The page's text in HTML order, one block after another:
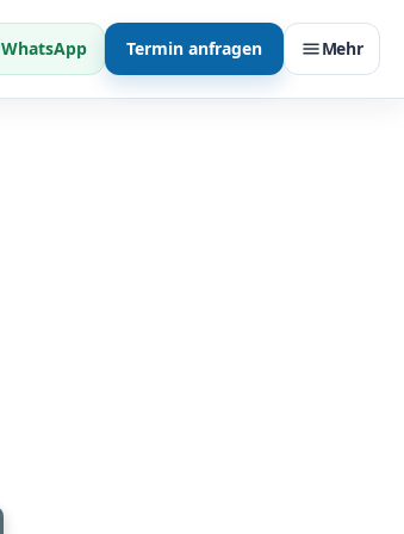
WhatsApp Termin anfragen Mehr